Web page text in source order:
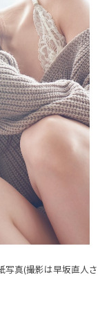
写真(撮影は早坂直人さ